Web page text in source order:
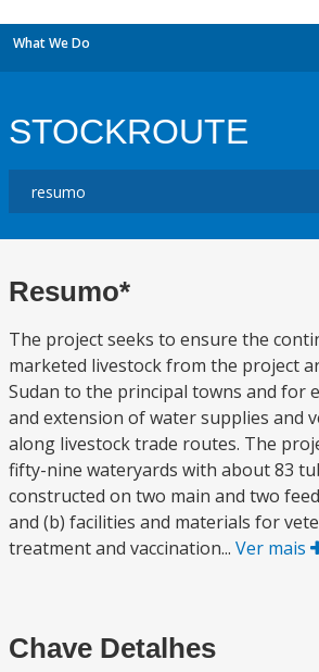
What We Do
STOCKROUTE
Resumo*
The project seeks to ensure the
marketed livestock from the project
Sudan to the principal towns and for
and extension of water supplies and
along livestock trade routes. The
fifty-nine wateryards with about 83
constructed on two main and two
and (b) facilities and materials for
treatment and vaccination... Ver mais
Chave Detalhes